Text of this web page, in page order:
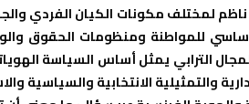
لمختلف مكونات الكيان الفردي
للمواطنة ومنظومات الحقوق
الترابي يمثل أساس السياسة
والتمثيلية الانتخابية والسياسية